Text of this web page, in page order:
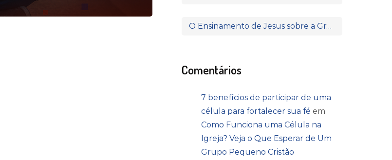
O Ensinamento de Jesus sobre a Gratidão: Quando o Coração Reconhece a Fonte da Bênção
Comentários
7 benefícios de participar de uma
célula para fortalecer sua fé em
Como Funciona uma Célula na
Igreja? Veja o Que Esperar de Um
Grupo Pequeno Cristão